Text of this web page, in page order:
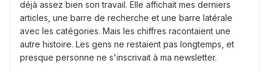
déjà assez bien son travail. Elle affichait mes derniers
articles, une barre de recherche et une barre latérale
avec les catégories. Mais les chiffres racontaient une
autre histoire. Les gens ne restaient pas longtemps, et
presque personne ne s'inscrivait à ma newsletter.